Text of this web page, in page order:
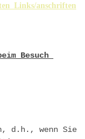
anschriften
Besuch
d.h., wenn Sie